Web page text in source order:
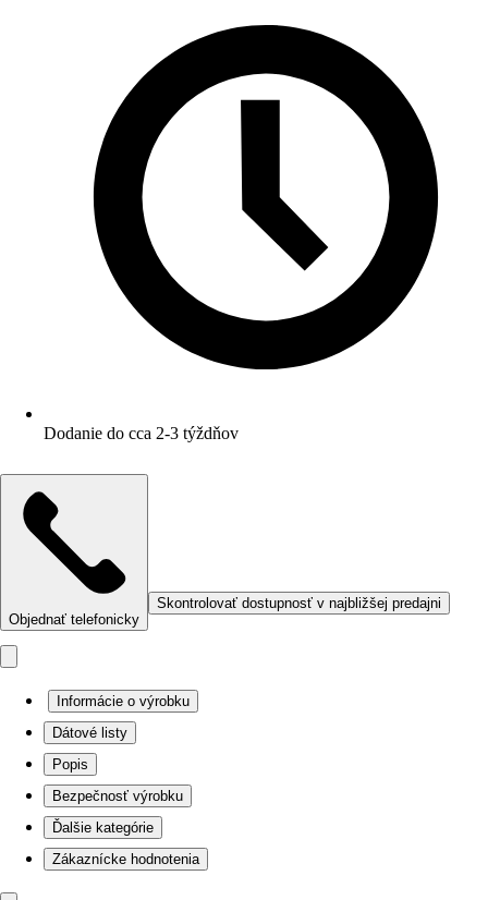
Dodanie do cca 2-3 týždňov
Objednať telefonicky
Skontrolovať dostupnosť v najbližšej predajni
Informácie o výrobku
Dátové listy
Popis
Bezpečnosť výrobku
Ďalšie kategórie
Zákaznícke hodnotenia